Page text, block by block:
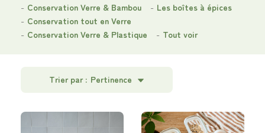
Conservation Verre & Bambou
Les boîtes à épices
Conservation tout en Verre
Conservation Verre & Plastique
Tout voir
Trier par : Pertinence